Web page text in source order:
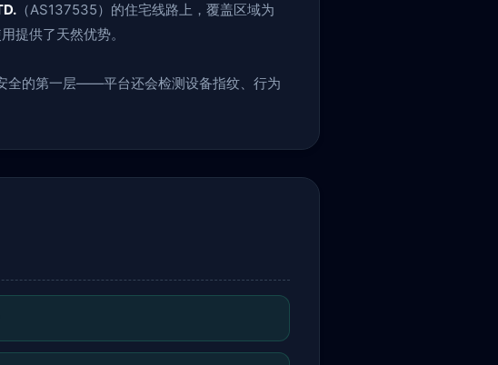
（AS137535）的住宅线路上，覆盖区域为
提供了天然优势。
全的第一层——平台还会检测设备指纹、行为